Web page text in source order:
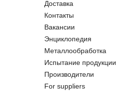
Доставка
Контакты
Вакансии
Энциклопедия
Металлообработка
Испытание продукции
Производители
For suppliers